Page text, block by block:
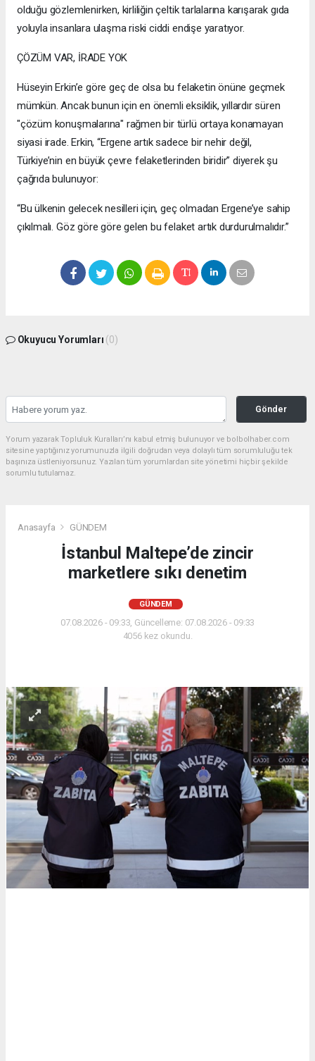
olduğu gözlemlenirken, kirliliğin çeltik tarlalarına karışarak gıda
yoluyla insanlara ulaşma riski ciddi endişe yaratıyor.
ÇÖZÜM VAR, İRADE YOK
Hüseyin Erkin’e göre geç de olsa bu felaketin önüne geçmek
mümkün. Ancak bunun için en önemli eksiklik, yıllardır süren
"çözüm konuşmalarına" rağmen bir türlü ortaya konamayan
siyasi irade. Erkin, “Ergene artık sadece bir nehir değil,
Türkiye’nin en büyük çevre felaketlerinden biridir” diyerek şu
çağrıda bulunuyor:
“Bu ülkenin gelecek nesilleri için, geç olmadan Ergene’ye sahip
çıkılmalı. Göz göre göre gelen bu felaket artık durdurulmalıdır.”
Okuyucu Yorumları (0)
Gönder
Yorum yazarak Topluluk Kuralları’nı kabul etmiş bulunuyor ve bolbolhaber.com
sitesine yaptığınız yorumunuzla ilgili doğrudan veya dolaylı tüm sorumluluğu tek
başınıza üstleniyorsunuz. Yazılan tüm yorumlardan site yönetimi hiçbir şekilde
sorumlu tutulamaz.
Anasayfa GÜNDEM
İstanbul Maltepe’de zincir
marketlere sıkı denetim
GÜNDEM
07.08.2026 - 09:33, Güncelleme: 07.08.2026 - 09:33
4056 kez okundu.